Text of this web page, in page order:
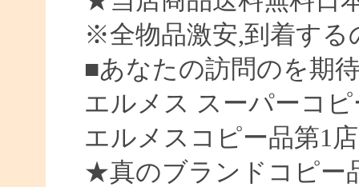
※全物品激安,到着する
■あなたの訪問のを
エルメス スーパーコ
エルメスコピー品第1
★真のブランドコピー